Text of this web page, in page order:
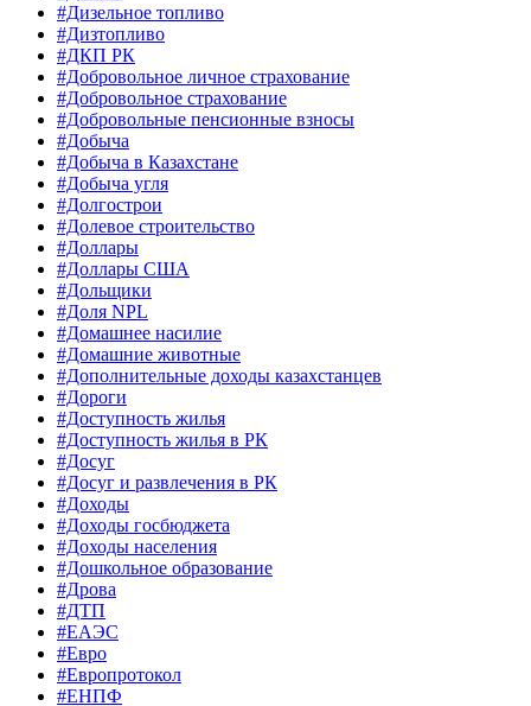
#Дизельное топливо
#Дизтопливо
#ДКП РК
#Добровольное личное страхование
#Добровольное страхование
#Добровольные пенсионные взносы
#Добыча
#Добыча в Казахстане
#Добыча угля
#Долгострои
#Долевое строительство
#Доллары
#Доллары США
#Дольщики
#Доля NPL
#Домашнее насилие
#Домашние животные
#Дополнительные доходы казахстанцев
#Дороги
#Доступность жилья
#Доступность жилья в РК
#Досуг
#Досуг и развлечения в РК
#Доходы
#Доходы госбюджета
#Доходы населения
#Дошкольное образование
#Дрова
#ДТП
#ЕАЭС
#Евро
#Европротокол
#ЕНПФ